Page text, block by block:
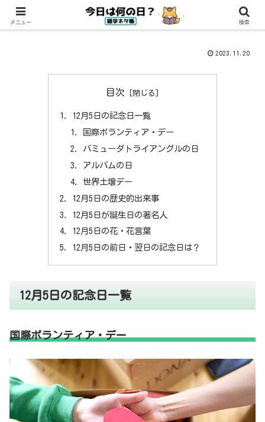
2023.11.20
目次
12月5日の記念日一覧
国際ボランティア・デー
バミューダトライアングルの日
アルバムの日
世界土壌デー
12月5日の歴史的出来事
12月5日が誕生日の著名人
12月5日の花・花言葉
12月5日の前日・翌日の記念日は？
12月5日の記念日一覧
国際ボランティア・デー
メニュー 検索